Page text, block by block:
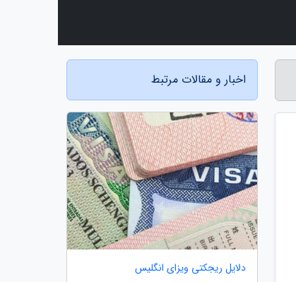
اخبار و مقالات مرتبط
دلایل ریجکتی ویزای انگلیس